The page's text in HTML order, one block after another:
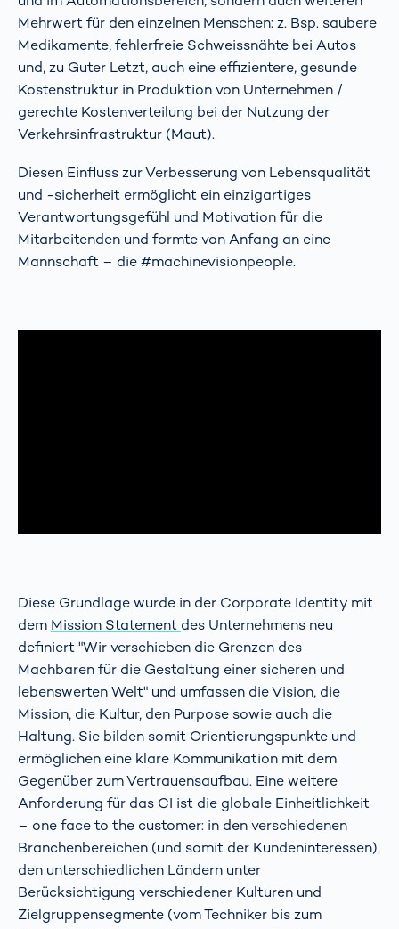
Mehrwert für den einzelnen Menschen: z. Bsp. saubere
Medikamente, fehlerfreie Schweissnähte bei Autos
und, zu Guter Letzt, auch eine effizientere, gesunde
Kostenstruktur in Produktion von Unternehmen /
gerechte Kostenverteilung bei der Nutzung der
Verkehrsinfrastruktur (Maut).
Diesen Einfluss zur Verbesserung von Lebensqualität
und -sicherheit ermöglicht ein einzigartiges
Verantwortungsgefühl und Motivation für die
Mitarbeitenden und formte von Anfang an eine
Mannschaft – die #machinevisionpeople.
Diese Grundlage wurde in der Corporate Identity mit
dem Mission Statement des Unternehmens neu
definiert "Wir verschieben die Grenzen des
Machbaren für die Gestaltung einer sicheren und
lebenswerten Welt" und umfassen die Vision, die
Mission, die Kultur, den Purpose sowie auch die
Haltung. Sie bilden somit Orientierungspunkte und
ermöglichen eine klare Kommunikation mit dem
Gegenüber zum Vertrauensaufbau. Eine weitere
Anforderung für das CI ist die globale Einheitlichkeit
– one face to the customer: in den verschiedenen
Branchenbereichen (und somit der Kundeninteressen),
den unterschiedlichen Ländern unter
Berücksichtigung verschiedener Kulturen und
Zielgruppensegmente (vom Techniker bis zum